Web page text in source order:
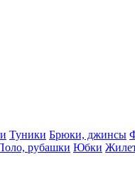
Туники Брюки, джинсы
рубашки Юбки